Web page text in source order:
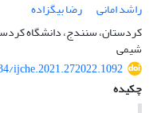
راشد امانی
رضا بیگزاده
کردستان، سنندج، دانشگاه
شیمی
ijche.2021.272022.1092
چکیده